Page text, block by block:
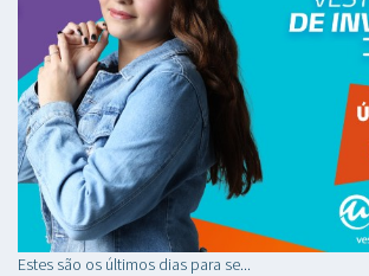
Estes são os últimos dias para se...